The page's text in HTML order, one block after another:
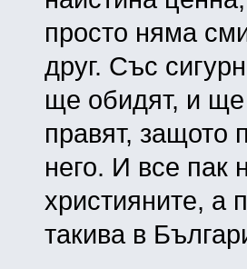
просто няма
друг. Със
ще обидят, и
правят, защото
него. И все пак
християните, а
такива в